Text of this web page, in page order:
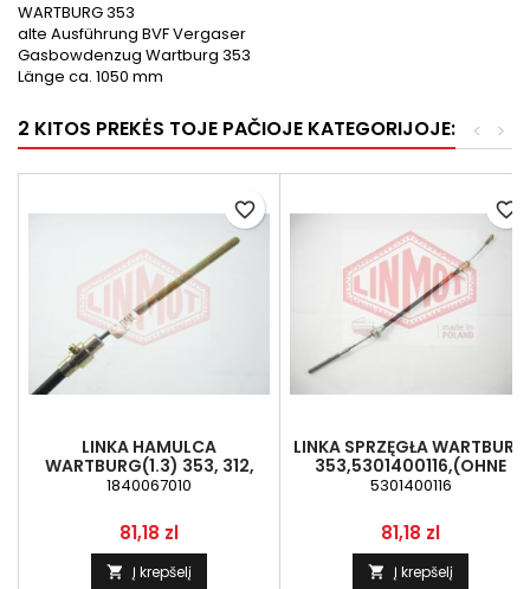
WARTBURG 353
alte Ausführung BVF Vergaser
Gasbowdenzug Wartburg 353
Länge ca. 1050 mm
2 KITOS PREKĖS TOJE PAČIOJE KATEGORIJOJE: >
<
LINKA HAMULCA
WARTBURG(1.3) 353, 312,
1840067010
1840067010
Kaina
81,18 zl
 Į krepšelį
favorite_border
LINKA SPRZĘGŁA WARTBURG
353,5301400116,(OHNE
SCHMIERNIPPEL)
5301400116
Kaina
81,18 zl
 Į krepšelį
favorite_border